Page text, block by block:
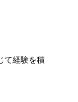
て経験を積